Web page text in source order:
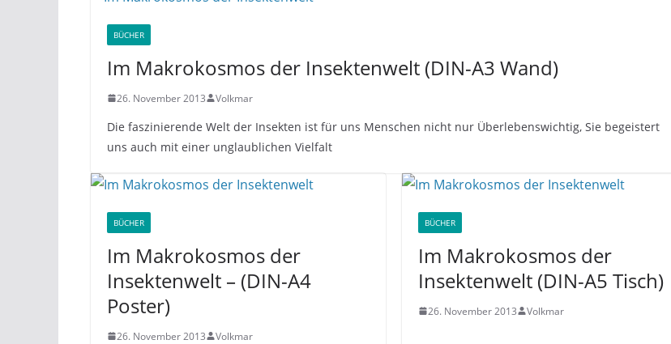
BÜCHER
Im Makrokosmos der Insektenwelt (DIN-A3 Wand)
26. November 2013 Volkmar
Die faszinierende Welt der Insekten ist für uns Menschen nicht nur Überlebenswichtig, Sie begeistert
uns auch mit einer unglaublichen Vielfalt
BÜCHER
Im Makrokosmos der
Insektenwelt – (DIN-A4
Poster)
26. November 2013 Volkmar
BÜCHER
Im Makrokosmos der
Insektenwelt (DIN-A5 Tisch)
26. November 2013 Volkmar